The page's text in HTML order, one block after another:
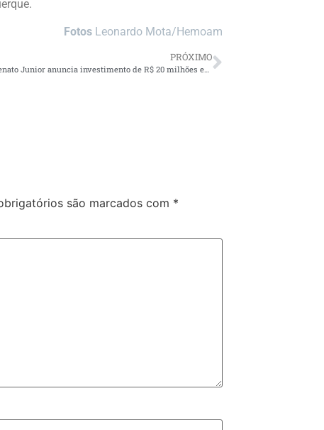
Fotos Leonardo Mota/Hemoam
PRÓXIMO
Prefeito Renato Junior anuncia investimento de R$ 20 milhões em alimentos da agricultura familiar para a merenda das escolas municipais
são marcados com *